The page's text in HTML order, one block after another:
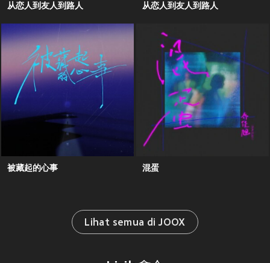
从恋人到友人到路人 从恋人到友人到路人
被藏起的心事 混蛋
Lihat semua di JOOX